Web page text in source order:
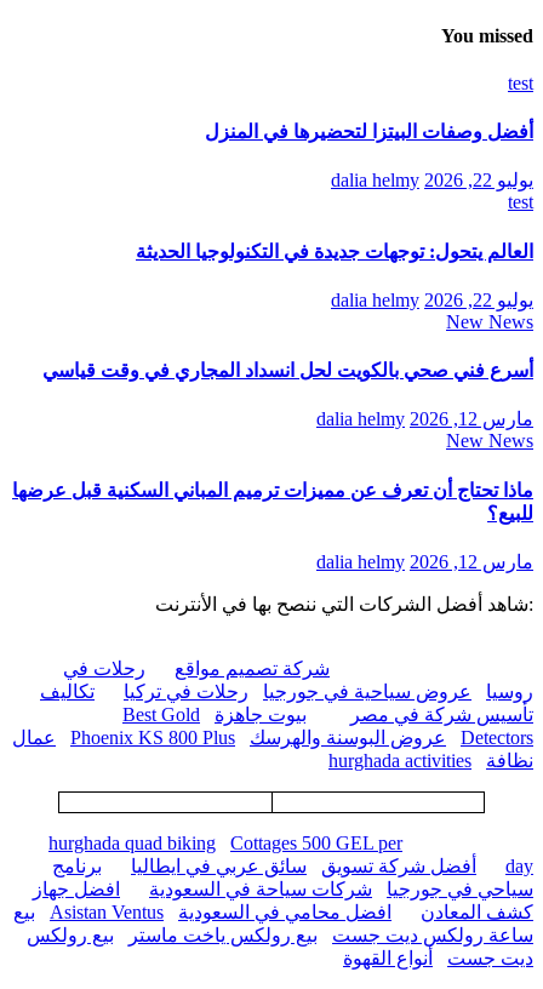
You missed
test
أفضل وصفات البيتزا لتحضيرها في المنزل
يوليو 22, 2026
dalia helmy
test
العالم يتحول: توجهات جديدة في التكنولوجيا الحديثة
يوليو 22, 2026
dalia helmy
New News
أسرع فني صحي بالكويت لحل انسداد المجاري في وقت قياسي
مارس 12, 2026
dalia helmy
New News
ماذا تحتاج أن تعرف عن مميزات ترميم المباني السكنية قبل عرضها
للبيع؟
مارس 12, 2026 dalia helmy
:شاهد أفضل الشركات التي ننصح بها في الأنترنت
شركة تصميم مواقع
رحلات في
روسيا
عروض سياحية في جورجيا رحلات في تركيا
تكاليف
تأسيس شركة في مصر
بيوت جاهزة
Best Gold
Detectors
عروض البوسنة والهرسك Phoenix KS 800 Plus
عمال
نظافة
hurghada activities
hurghada quad biking
Cottages 500 GEL per
day
أفضل شركة تسويق سائق عربي في ايطاليا
برنامج
سياحي في جورجيا
شركات سياحة في السعودية
افضل جهاز
كشف المعادن
افضل محامي في السعودية Asistan Ventus
بيع
ساعة رولكس ديت جست
بيع رولكس ياخت ماستر
بيع رولكس
ديت جست
أنواع القهوة